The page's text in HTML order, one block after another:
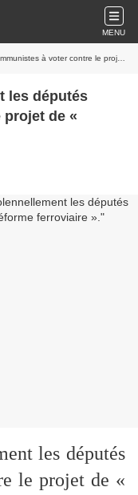
MENU
contre le projet de « réforme ferroviaire ».
les députés
de «
les députés
le projet de «